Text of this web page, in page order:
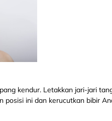
kendur. Letakkan jari-jari
posisi ini dan kerucutkan bibir